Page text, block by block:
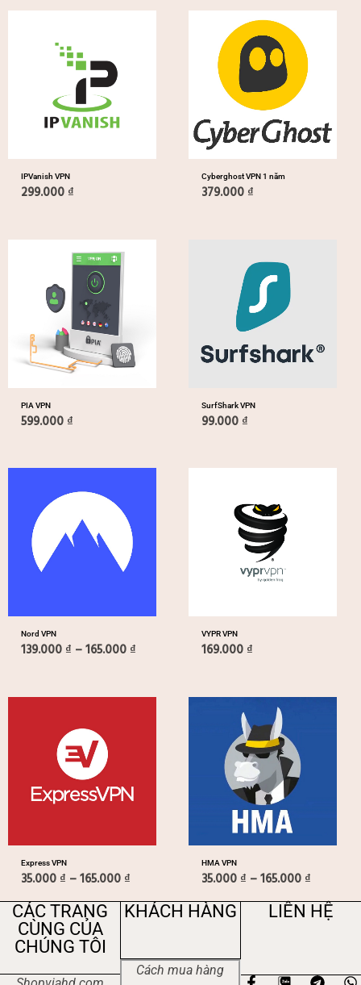
IPVanish VPN
299.000 ₫
Cyberghost VPN 1 năm
379.000 ₫
PIA VPN
599.000 ₫
SurfShark VPN
99.000 ₫
Nord VPN
139.000 ₫ –165.000 ₫
Khoảng
VYPR VPN
169.000 ₫
Express VPN
35.000 ₫ –165.000 ₫
Khoảng
HMA VPN
35.000 ₫ –165.000 ₫
Khoảng
CÁC TRANG
CÙNG CỦA
CHÚNG TÔI
KHÁCH HÀNG
Cách mua hàng
LIÊN HỆ